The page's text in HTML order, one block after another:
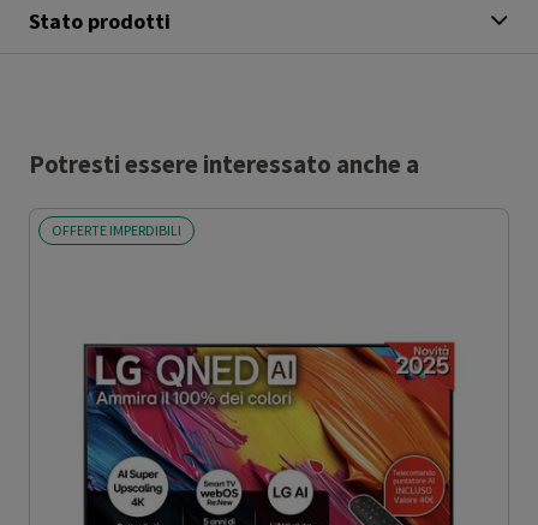
Stato prodotti
Potresti essere interessato anche a
OFFERTE IMPERDIBILI